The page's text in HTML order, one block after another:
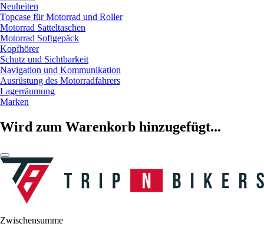
Neuheiten
Topcase für Motorrad und Roller
Motorrad Satteltaschen
Motorrad Softgepäck
Kopfhörer
Schutz und Sichtbarkeit
Navigation und Kommunikation
Ausrüstung des Motorradfahrers
Lagerräumung
Marken
Wird zum Warenkorb hinzugefügt...
Zwischensumme